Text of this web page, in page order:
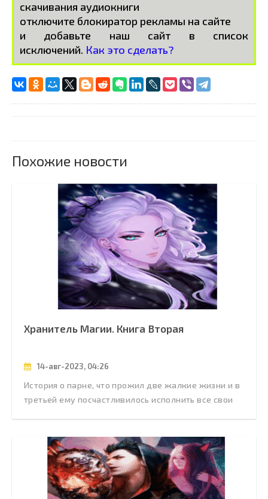
скачивания аудиокниги
отключите блокиратор рекламы на сайте
и добавьте наш сайт в список
исключений. Как это сделать?
Похожие новости
Хранитель Магии. Книга Вторая
14-авг-2023, 04:26
История о парне, что прожил две жалкие жизни и в
третьей ему посчастливилось исполнить все свои